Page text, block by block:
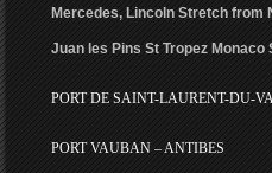
Mercedes, Lincoln Stretch from
Juan les Pins St Tropez
PORT DE SAINT-LAURENT-DU-
PORT VAUBAN – ANTIBES